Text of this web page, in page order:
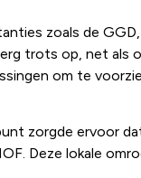
zoals de
erg trots op, net
om te
zorgde ervoor
Deze lokale